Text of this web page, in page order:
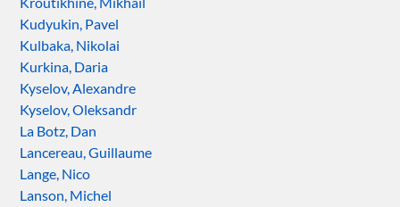
Kudyukin, Pavel
Kulbaka, Nikolai
Kurkina, Daria
Kyselov, Alexandre
Kyselov, Oleksandr
La Botz, Dan
Lancereau, Guillaume
Lange, Nico
Lanson, Michel